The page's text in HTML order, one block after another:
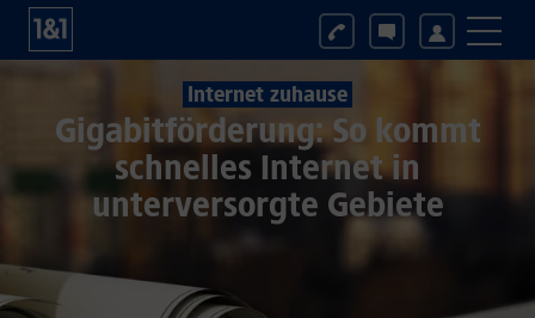
Internet zuhause
Gigabitförderung: So kommt
schnelles Internet in
unterversorgte Gebiete